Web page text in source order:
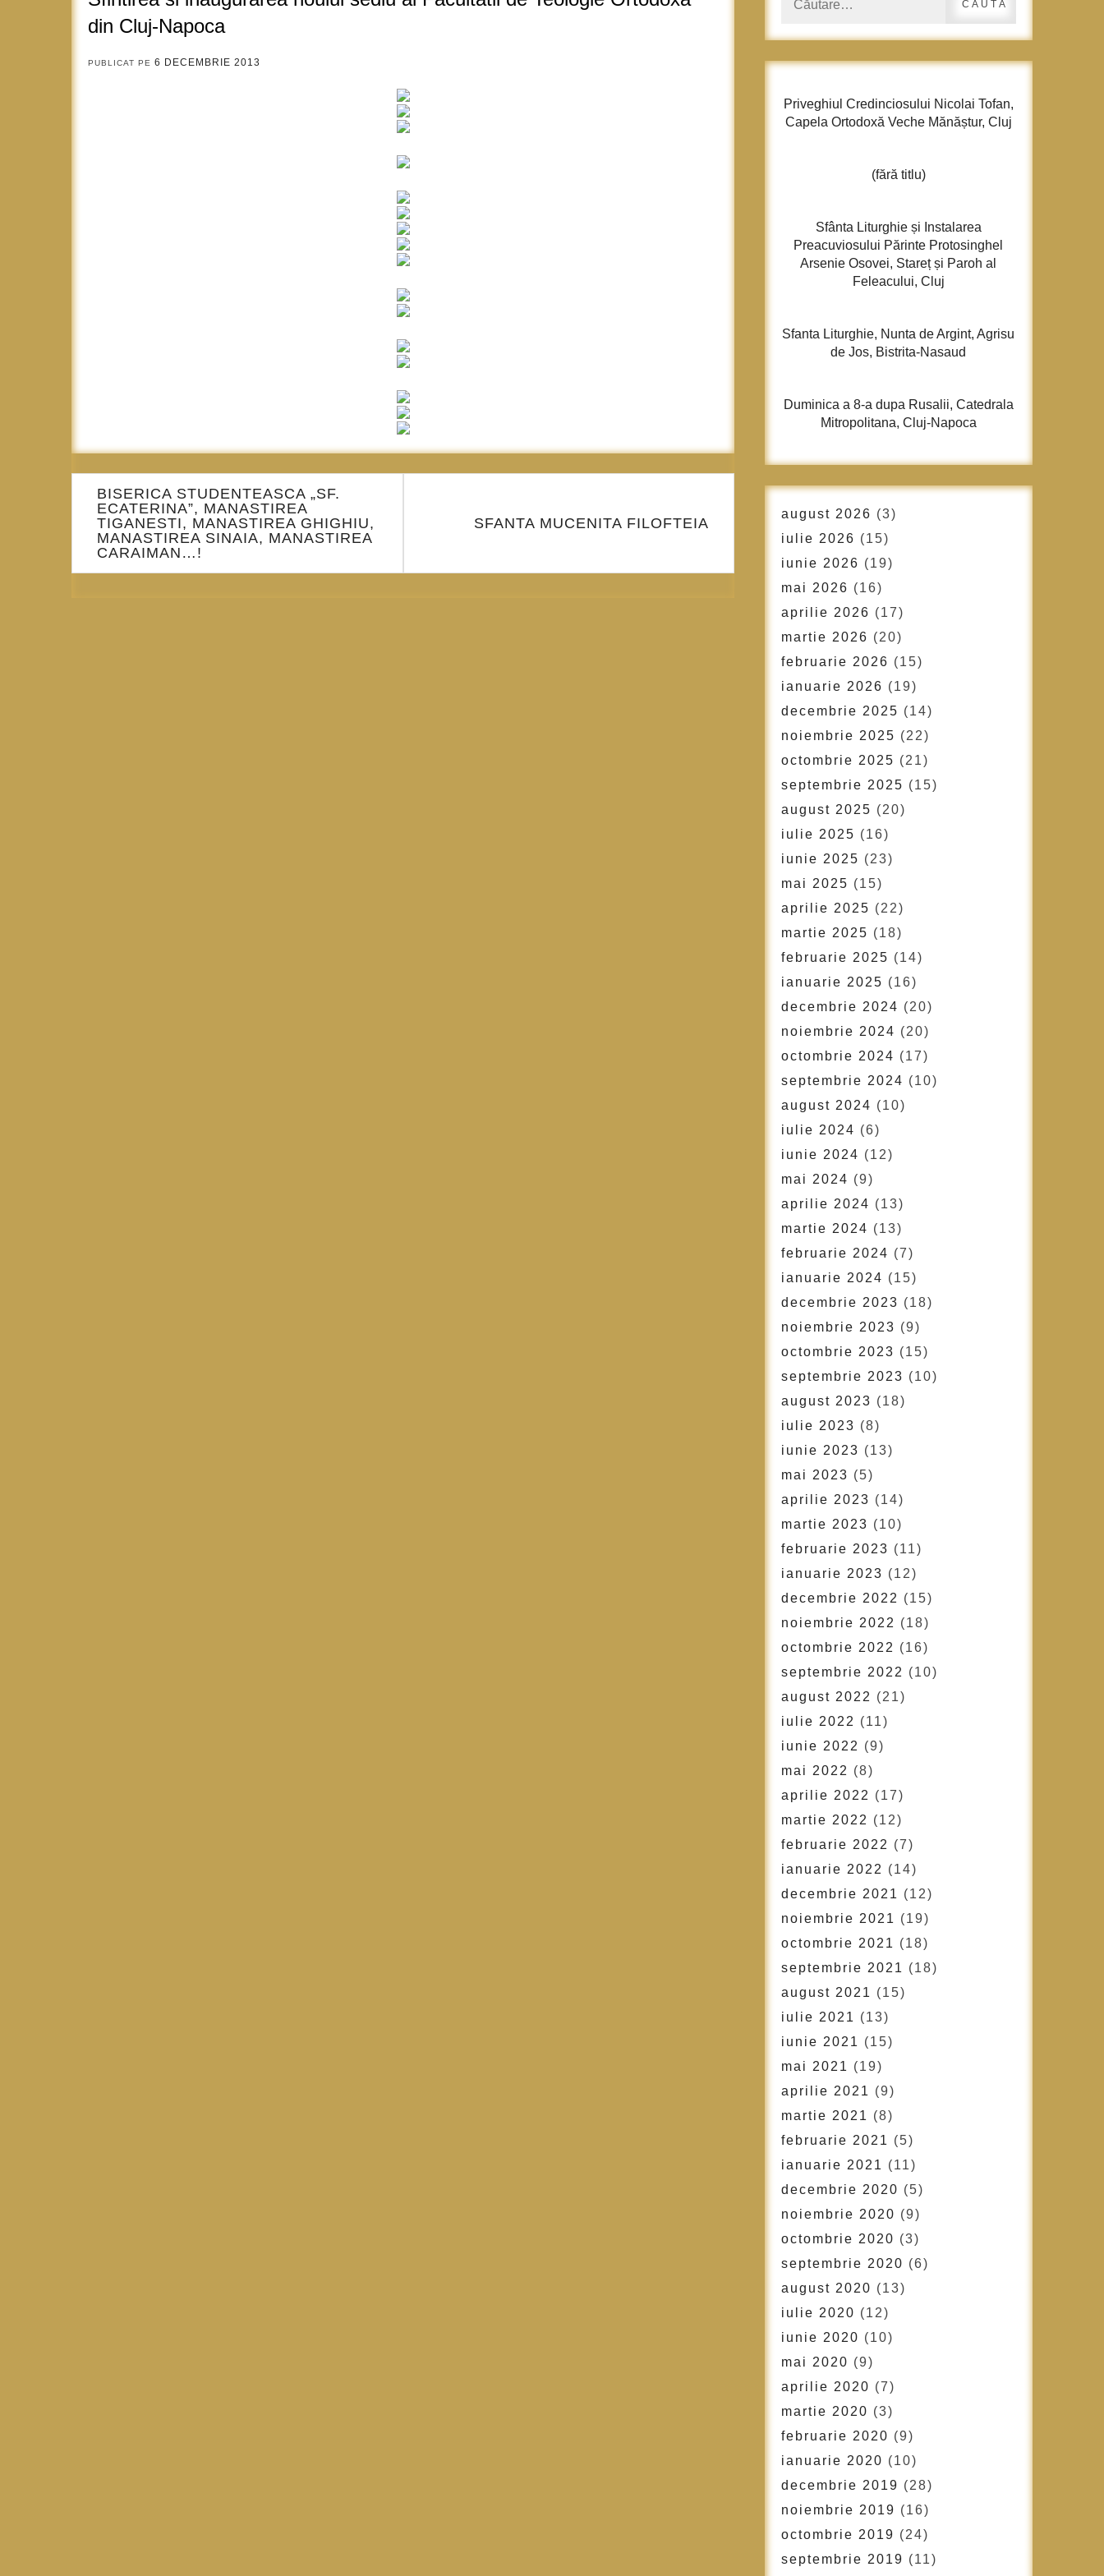
din Cluj-Napoca
PUBLICAT PE 6 DECEMBRIE 2013
articole
BISERICA STUDENTEASCA „SF.
ECATERINA”, MANASTIREA
TIGANESTI, MANASTIREA GHIGHIU,
MANASTIREA SINAIA, MANASTIREA
CARAIMAN…!
SFANTA MUCENITA FILOFTEIA
după:
Priveghiul Credinciosului Nicolai Tofan,
Capela Ortodoxă Veche Mănăștur, Cluj
(fără titlu)
Sfânta Liturghie și Instalarea
Preacuviosului Părinte Protosinghel
Arsenie Osovei, Stareț și Paroh al
Feleacului, Cluj
Sfanta Liturghie, Nunta de Argint, Agrisu
de Jos, Bistrita-Nasaud
Duminica a 8-a dupa Rusalii, Catedrala
Mitropolitana, Cluj-Napoca
august 2026 (3)
iulie 2026 (15)
iunie 2026 (19)
mai 2026 (16)
aprilie 2026 (17)
martie 2026 (20)
februarie 2026 (15)
ianuarie 2026 (19)
decembrie 2025 (14)
noiembrie 2025 (22)
octombrie 2025 (21)
septembrie 2025 (15)
august 2025 (20)
iulie 2025 (16)
iunie 2025 (23)
mai 2025 (15)
aprilie 2025 (22)
martie 2025 (18)
februarie 2025 (14)
ianuarie 2025 (16)
decembrie 2024 (20)
noiembrie 2024 (20)
octombrie 2024 (17)
septembrie 2024 (10)
august 2024 (10)
iulie 2024 (6)
iunie 2024 (12)
mai 2024 (9)
aprilie 2024 (13)
martie 2024 (13)
februarie 2024 (7)
ianuarie 2024 (15)
decembrie 2023 (18)
noiembrie 2023 (9)
octombrie 2023 (15)
septembrie 2023 (10)
august 2023 (18)
iulie 2023 (8)
iunie 2023 (13)
mai 2023 (5)
aprilie 2023 (14)
martie 2023 (10)
februarie 2023 (11)
ianuarie 2023 (12)
decembrie 2022 (15)
noiembrie 2022 (18)
octombrie 2022 (16)
septembrie 2022 (10)
august 2022 (21)
iulie 2022 (11)
iunie 2022 (9)
mai 2022 (8)
aprilie 2022 (17)
martie 2022 (12)
februarie 2022 (7)
ianuarie 2022 (14)
decembrie 2021 (12)
noiembrie 2021 (19)
octombrie 2021 (18)
septembrie 2021 (18)
august 2021 (15)
iulie 2021 (13)
iunie 2021 (15)
mai 2021 (19)
aprilie 2021 (9)
martie 2021 (8)
februarie 2021 (5)
ianuarie 2021 (11)
decembrie 2020 (5)
noiembrie 2020 (9)
octombrie 2020 (3)
septembrie 2020 (6)
august 2020 (13)
iulie 2020 (12)
iunie 2020 (10)
mai 2020 (9)
aprilie 2020 (7)
martie 2020 (3)
februarie 2020 (9)
ianuarie 2020 (10)
decembrie 2019 (28)
noiembrie 2019 (16)
octombrie 2019 (24)
septembrie 2019 (11)